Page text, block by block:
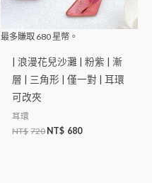
最多賺取 680 星幣。
| 浪漫花兒沙灘 | 粉紫 | 漸
層 | 三角形 | 僅一對 | 耳環
可改夾
耳環
NT$ 720NT$ 680